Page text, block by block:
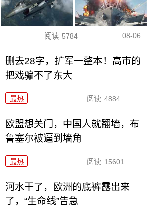
阅读 5784 08-06
删去28字，扩军一整本！高市的
把戏骗不了东大
最热 阅读 4884
欧盟想关门，中国人就翻墙，布
鲁塞尔被逼到墙角
最热 阅读 15601
河水干了，欧洲的底裤露出来
了，“生命线”告急